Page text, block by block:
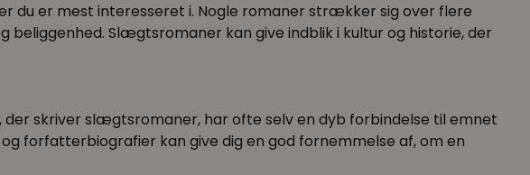
er mest interesseret i. Nogle romaner strækker sig over flere
Slægtsromaner kan give indblik i kultur og historie, der
skriver slægtsromaner, har ofte selv en dyb forbindelse til emnet
forfatterbiografier kan give dig en god fornemmelse af, om en